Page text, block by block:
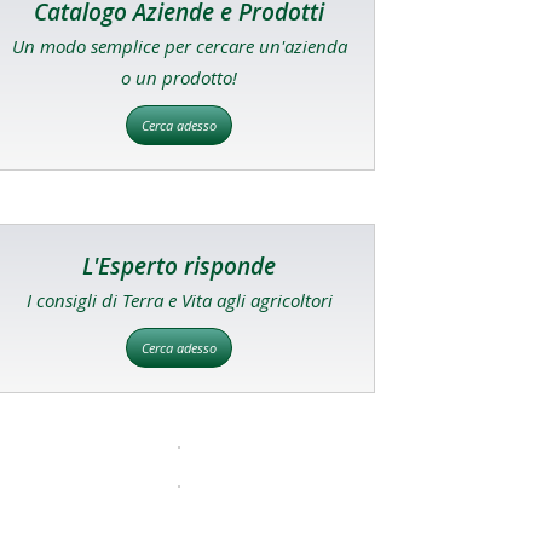
Catalogo Aziende e Prodotti
Un modo semplice per cercare un'azienda
o un prodotto!
Cerca adesso
L'Esperto risponde
I consigli di Terra e Vita agli agricoltori
Cerca adesso